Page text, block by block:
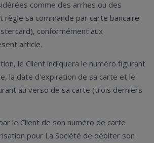
comme des arrhes ou des
règle sa commande par carte bancaire
conformément aux
article.
le Client indiquera le numéro figurant
la date d'expiration de sa carte et le
au verso de sa carte (trois derniers
le Client de son numéro de carte
pour La Société de débiter son